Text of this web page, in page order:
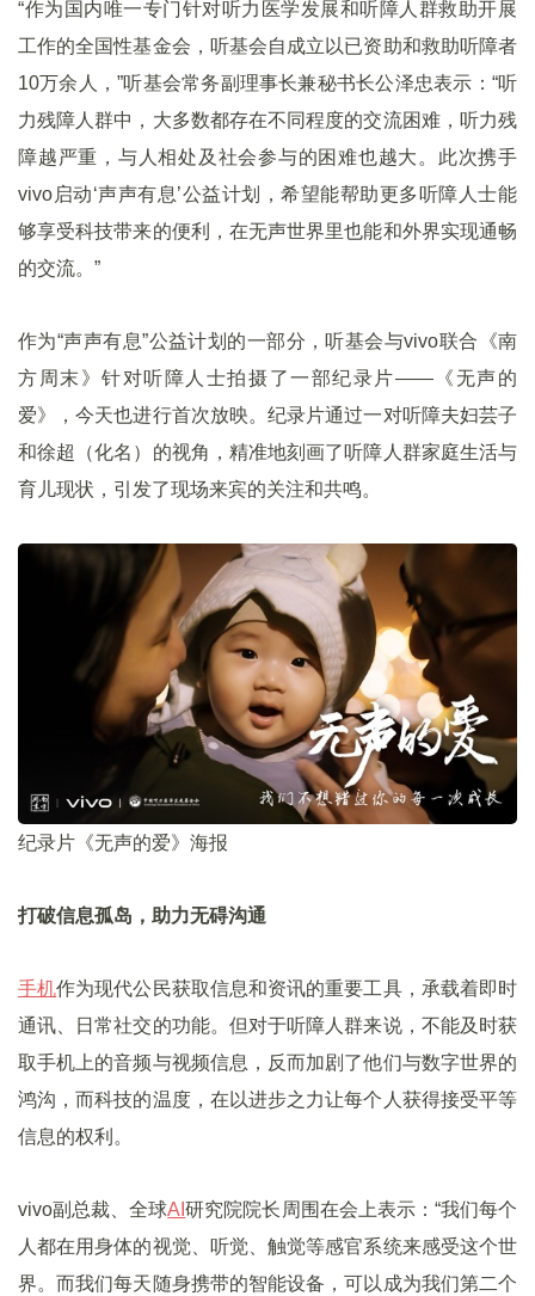
“作为国内唯一专门针对听力医学发展和听障人群救助开展
工作的全国性基金会，听基会自成立以已资助和救助听障者
10万余人，”听基会常务副理事长兼秘书长公泽忠表示：“听
力残障人群中，大多数都存在不同程度的交流困难，听力残
障越严重，与人相处及社会参与的困难也越大。此次携手
vivo启动‘声声有息’公益计划，希望能帮助更多听障人士能
够享受科技带来的便利，在无声世界里也能和外界实现通畅
的交流。”
作为“声声有息”公益计划的一部分，听基会与vivo联合《南
方周末》针对听障人士拍摄了一部纪录片——《无声的
爱》，今天也进行首次放映。纪录片通过一对听障夫妇芸子
和徐超（化名）的视角，精准地刻画了听障人群家庭生活与
育儿现状，引发了现场来宾的关注和共鸣。
纪录片《无声的爱》海报
打破信息孤岛，助力无碍沟通
手机作为现代公民获取信息和资讯的重要工具，承载着即时
通讯、日常社交的功能。但对于听障人群来说，不能及时获
取手机上的音频与视频信息，反而加剧了他们与数字世界的
鸿沟，而科技的温度，在以进步之力让每个人获得接受平等
信息的权利。
vivo副总裁、全球AI研究院院长周围在会上表示：“我们每个
人都在用身体的视觉、听觉、触觉等感官系统来感受这个世
界。而我们每天随身携带的智能设备，可以成为我们第二个